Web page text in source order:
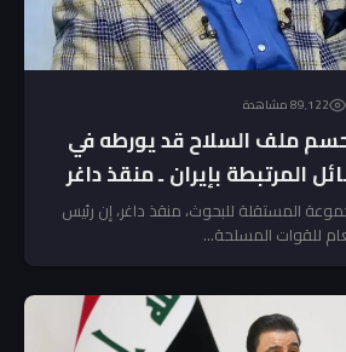
89٬122 مشاهدة
ملف السلاح قد يورطه في
المرتبطة بإيران ـ منقذ داغر
المستقلة للبحوث، منقذ داغر، إن رئيس
للقوات المسلحة...